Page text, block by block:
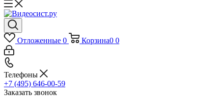
Отложенные 0 Корзина0 0
Телефоны
+7 (495) 646-00-59
Заказать звонок